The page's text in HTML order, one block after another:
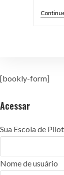
[bookly-form]
Acessar
Sua Escola de
Nome de usuário